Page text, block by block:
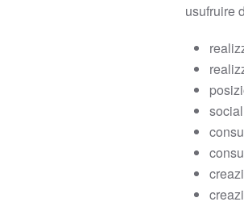
usufruire